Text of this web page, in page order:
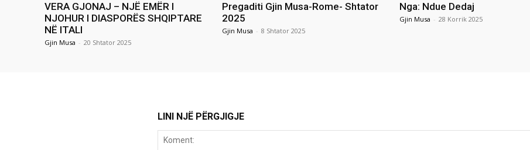
VERA GJONAJ – NJË EMËR I
NJOHUR I DIASPORËS SHQIPTARE
NË ITALI
Gjin Musa - 20 Shtator 2025
Pregaditi Gjin Musa-Rome- Shtator
2025
Gjin Musa - 8 Shtator 2025
Nga: Ndue Dedaj
Gjin Musa - 28 Korrik 2025
LINI NJË PËRGJIGJE